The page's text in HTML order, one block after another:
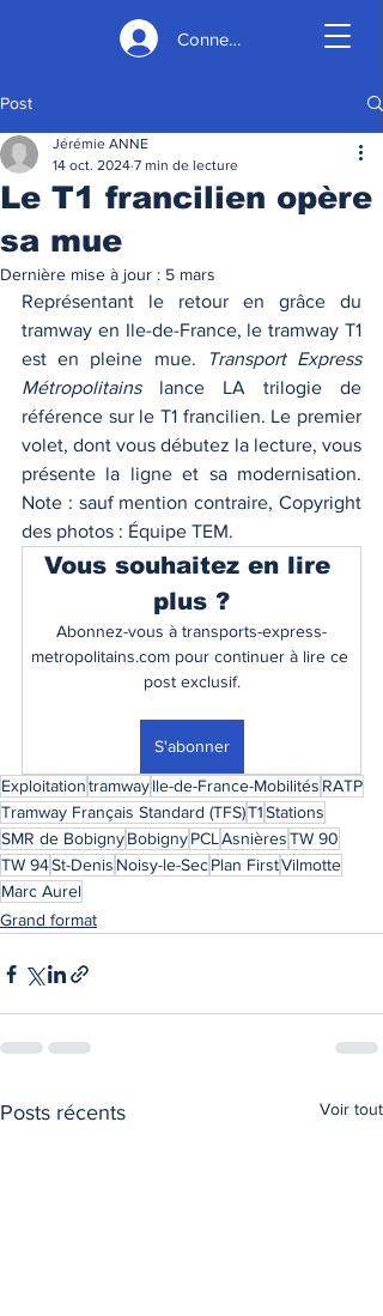
Connexion
Post
Le T1 francilien opère
sa mue
Jérémie ANNE
14 oct. 2024 7 min de lecture
Dernière mise à jour : 5 mars
Représentant le retour en grâce du
tramway en Ile-de-France, le tramway T1
est en pleine mue.
Transport Express
Métropolitains lance LA trilogie de
référence sur le T1 francilien. Le premier
volet, dont vous débutez la lecture, vous
présente la ligne et sa modernisation.
Note : sauf mention contraire, Copyright
des photos : Équipe TEM.
Vous souhaitez en lire
plus ?
Abonnez-vous à transports-express-
metropolitains.com pour continuer à lire ce
post exclusif.
S'abonner
ExploitationtramwayIle-de-France-Mobilités RATP
Tramway Français Standard (TFS)T1Stations
SMR de BobignyBobignyPCL AsnièresTW 90
TW 94St-Denis Noisy-le-SecPlan FirstVilmotte
Marc Aurel
Grand format
Posts récents Voir tout